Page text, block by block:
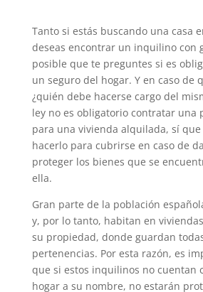
Tanto si estás buscando una casa
deseas encontrar un inquilino con
posible que te preguntes si es
un seguro del hogar. Y en caso de
¿quién debe hacerse cargo del
ley no es obligatorio contratar una
para una vivienda alquilada, sí
hacerlo para cubrirse en caso de
proteger los bienes que se
ella.
Gran parte de la población
y, por lo tanto, habitan en
su propiedad, donde guardan
pertenencias. Por esta razón, es
que si estos inquilinos no cuentan
hogar a su nombre, no estarán